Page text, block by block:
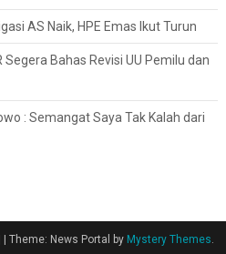
AS Naik, HPE Emas Ikut Turun
Segera Bahas Revisi UU Pemilu dan
: Semangat Saya Tak Kalah dari
Theme: News Portal by Mystery Themes.